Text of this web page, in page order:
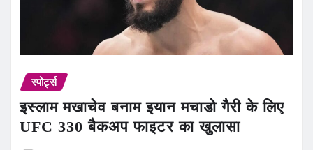
स्पोर्ट्स
इस्लाम मखाचेव बनाम इयान मचाडो गैरी के लिए
UFC 330 बैकअप फाइटर का खुलासा